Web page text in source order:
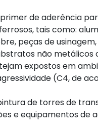
de aderência
tais como:
peças de
não metálicos
expostos em
(C4, de
de torres de
e equipamentos de